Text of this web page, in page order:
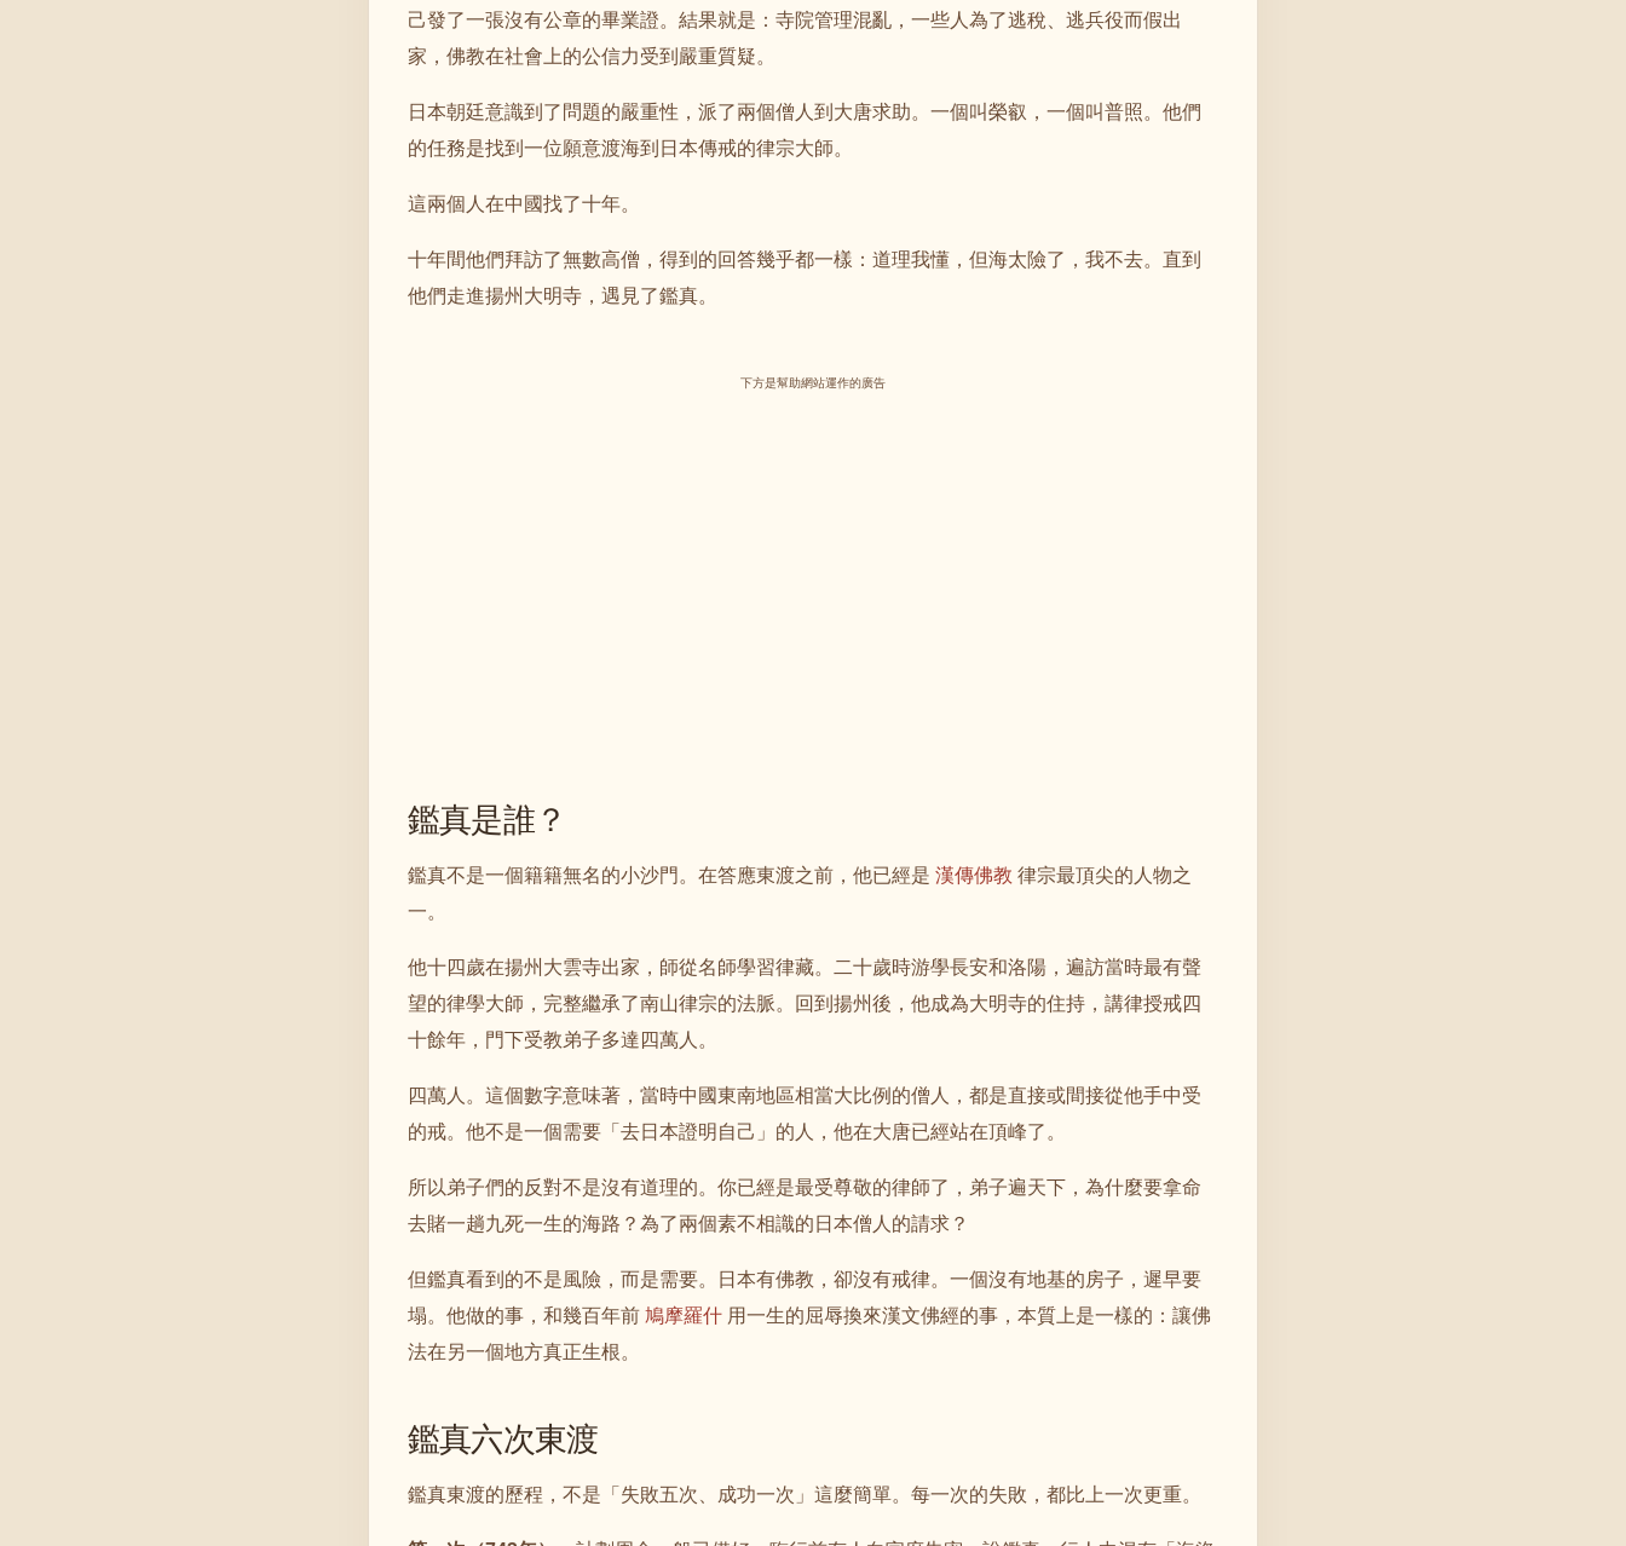
己發了一張沒有公章的畢業證。結果就是：寺院管理混亂，一些人為了逃稅、逃兵役而假出
家，佛教在社會上的公信力受到嚴重質疑。
日本朝廷意識到了問題的嚴重性，派了兩個僧人到大唐求助。一個叫榮叡，一個叫普照。他們
的任務是找到一位願意渡海到日本傳戒的律宗大師。
這兩個人在中國找了十年。
十年間他們拜訪了無數高僧，得到的回答幾乎都一樣：道理我懂，但海太險了，我不去。直到
他們走進揚州大明寺，遇見了鑑真。
下方是幫助網站運作的廣告
鑑真是誰？
鑑真不是一個籍籍無名的小沙門。在答應東渡之前，他已經是 漢傳佛教 律宗最頂尖的人物之
一。
他十四歲在揚州大雲寺出家，師從名師學習律藏。二十歲時游學長安和洛陽，遍訪當時最有聲
望的律學大師，完整繼承了南山律宗的法脈。回到揚州後，他成為大明寺的住持，講律授戒四
十餘年，門下受教弟子多達四萬人。
四萬人。這個數字意味著，當時中國東南地區相當大比例的僧人，都是直接或間接從他手中受
的戒。他不是一個需要「去日本證明自己」的人，他在大唐已經站在頂峰了。
所以弟子們的反對不是沒有道理的。你已經是最受尊敬的律師了，弟子遍天下，為什麼要拿命
去賭一趟九死一生的海路？為了兩個素不相識的日本僧人的請求？
但鑑真看到的不是風險，而是需要。日本有佛教，卻沒有戒律。一個沒有地基的房子，遲早要
塌。他做的事，和幾百年前 鳩摩羅什 用一生的屈辱換來漢文佛經的事，本質上是一樣的：讓佛
法在另一個地方真正生根。
鑑真六次東渡
鑑真東渡的歷程，不是「失敗五次、成功一次」這麼簡單。每一次的失敗，都比上一次更重。